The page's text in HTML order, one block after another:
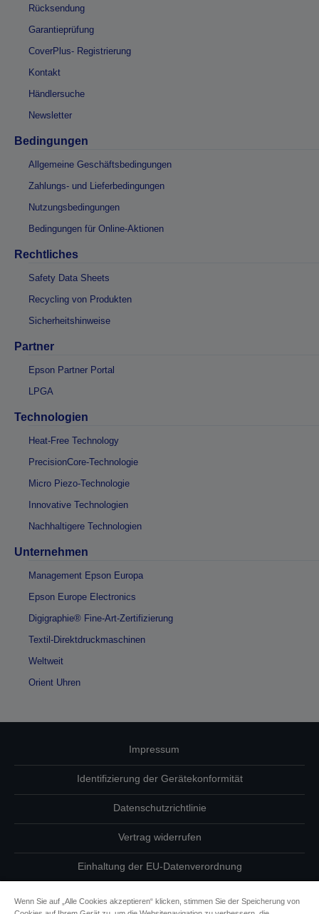
Rücksendung
Garantieprüfung
CoverPlus- Registrierung
Kontakt
Händlersuche
Newsletter
Bedingungen
Allgemeine Geschäftsbedingungen
Zahlungs- und Lieferbedingungen
Nutzungsbedingungen
Bedingungen für Online-Aktionen
Rechtliches
Safety Data Sheets
Recycling von Produkten
Sicherheitshinweise
Partner
Epson Partner Portal
LPGA
Technologien
Heat-Free Technology
PrecisionCore-Technologie
Micro Piezo-Technologie
Innovative Technologien
Nachhaltigere Technologien
Unternehmen
Management Epson Europa
Epson Europe Electronics
Digigraphie® Fine-Art-Zertifizierung
Textil-Direktdruckmaschinen
Weltweit
Orient Uhren
Impressum
Identifizierung der Gerätekonformität
Datenschutzrichtlinie
Vertrag widerrufen
Einhaltung der EU-Datenverordnung
Wenn Sie auf „Alle Cookies akzeptieren“ klicken, stimmen Sie der Speicherung von